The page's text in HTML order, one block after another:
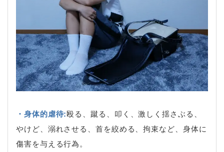
・身体的虐待:殴る、蹴る、叩く、激しく揺さぶる、
やけど、溺れさせる、首を絞める、拘束など、身体に
傷害を与える行為。